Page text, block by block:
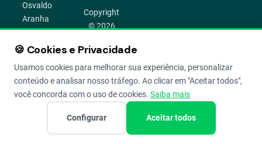
Osvaldo
Aranha
1022 –
Bom
Porto
Alegre –
RS
Copyright
© 2026
Todos os
direitos
reservados.
🍪 Cookies e Privacidade
Usamos cookies para melhorar sua experiência, personalizar
conteúdo e analisar nosso tráfego. Ao clicar em "Aceitar todos",
você concorda com o uso de cookies. Saiba mais
Configurar Aceitar todos